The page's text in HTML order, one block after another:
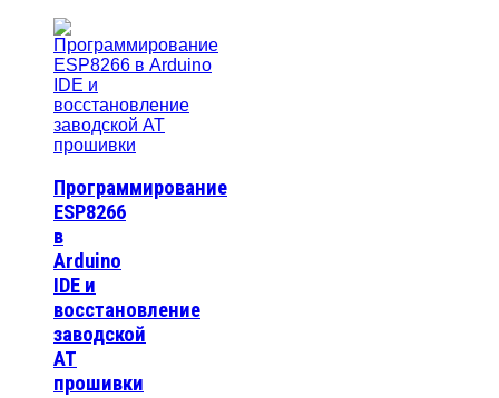
Программирование
ESP8266
в
Arduino
IDE и
восстановление
заводской
AT
прошивки